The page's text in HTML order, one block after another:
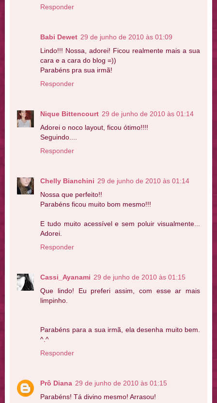
Responder
Babi Dewet 29 de junho de 2010 às 01:09
Lindo!!! Nossa, adorei! Ficou realmente mais a sua
cara e a cara do blog =))
Parabéns pra sua irmã!
Responder
Nique Bittencourt 29 de junho de 2010 às 01:14
Adorei o noco layout, ficou ótimo!!!!
Seguindo....
Responder
Chelly Bianchini 29 de junho de 2010 às 01:14
Nossa que perfeito!!
Parabéns ficou muito bom mesmo!!!
E tudo muito acessível e sem poluir visualmente...
Adorei.
Responder
Cassi_Ayanami 29 de junho de 2010 às 01:15
Que lindo! Eu preferi assim, com esse ar mais
limpinho.
Parabéns para a sua irmã, ela desenha muito bem.
^.^
Responder
Prô Diana 29 de junho de 2010 às 01:15
Parabéns! Tá divino mesmo! Arrasou!